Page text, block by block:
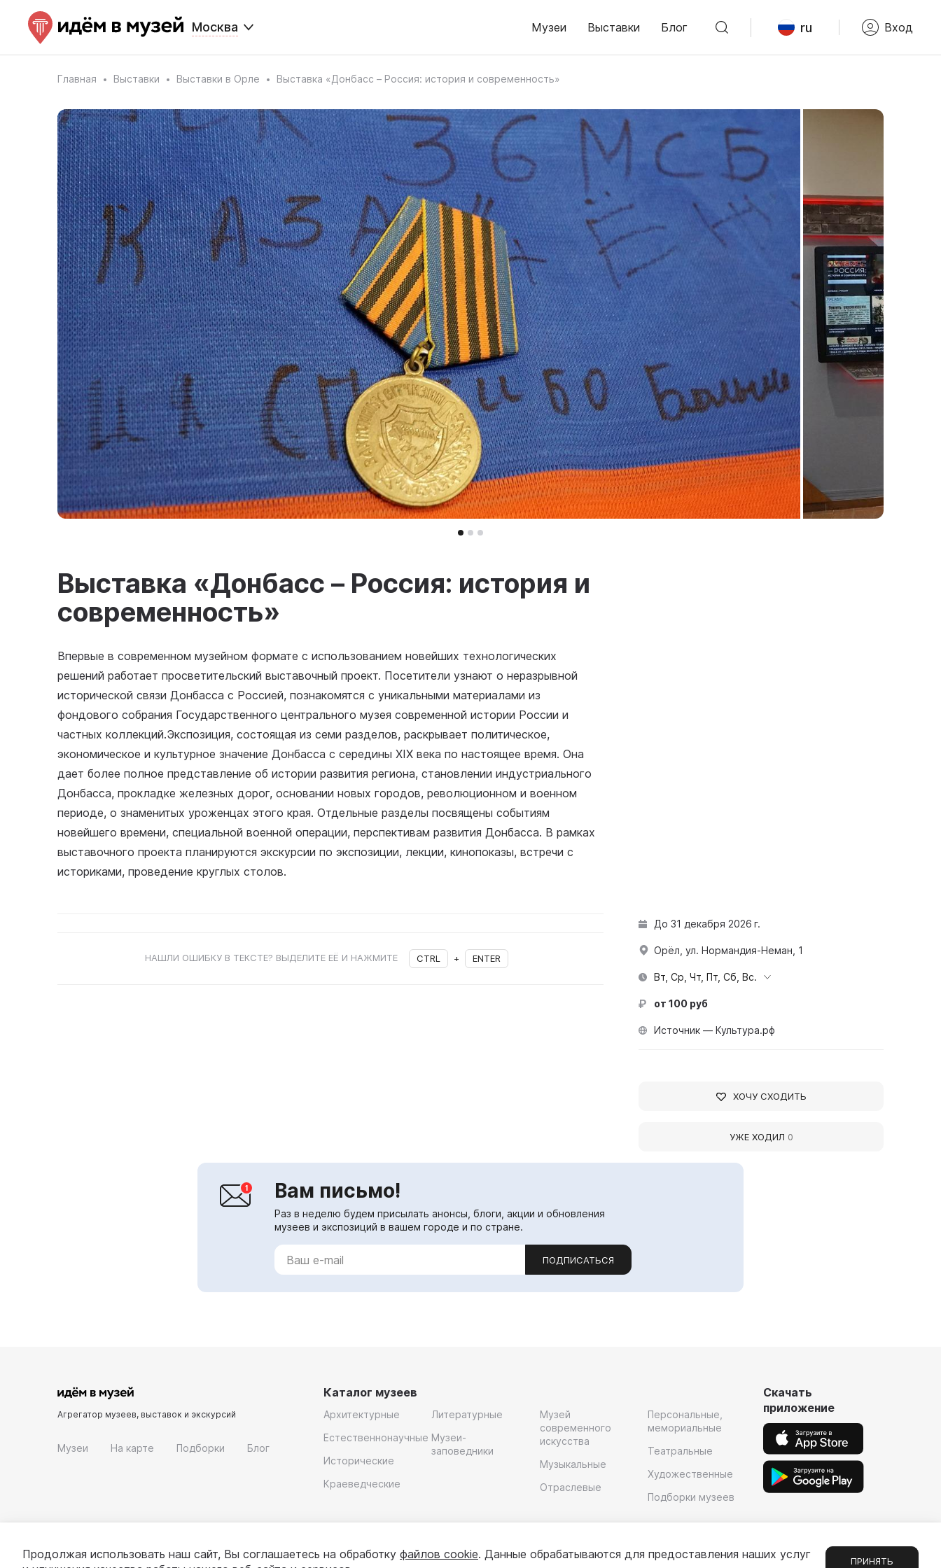
Москва Музеи Выставки Блог ru Вход
Главная Выставки Выставки в Орле Выставка «Донбасс – Россия: история и современность»
Выставка «Донбасс – Россия: история и
современность»
Впервые в современном музейном формате с использованием новейших технологических
решений работает просветительский выставочный проект. Посетители узнают о неразрывной
исторической связи Донбасса с Россией, познакомятся с уникальными материалами из
фондового собрания Государственного центрального музея современной истории России и
частных коллекций.Экспозиция, состоящая из семи разделов, раскрывает политическое,
экономическое и культурное значение Донбасса с середины XIX века по настоящее время. Она
дает более полное представление об истории развития региона, становлении индустриального
Донбасса, прокладке железных дорог, основании новых городов, революционном и военном
периоде, о знаменитых уроженцах этого края. Отдельные разделы посвящены событиям
новейшего времени, специальной военной операции, перспективам развития Донбасса. В рамках
выставочного проекта планируются экскурсии по экспозиции, лекции, кинопоказы, встречи с
историками, проведение круглых столов.
НАШЛИ ОШИБКУ В ТЕКСТЕ? ВЫДЕЛИТЕ ЕЁ И НАЖМИТЕ CTRL + ENTER
До 31 декабря 2026 г.
Орёл, ул. Нормандия-Неман, 1
Вт, Ср, Чт, Пт, Сб, Вс.
от 100 руб
Источник — Культура.рф
ХОЧУ СХОДИТЬ
УЖЕ ХОДИЛ 0
Вам письмо!
Раз в неделю будем присылать анонсы, блоги, акции и обновления
музеев и экспозиций в вашем городе и по стране.
ПОДПИСАТЬСЯ
Агрегатор музеев, выставок и экскурсий
Музеи На карте Подборки Блог
Каталог музеев
Архитектурные
Естественнонаучные
Исторические
Краеведческие
Литературные
Музеи-
заповедники
Музей
современного
искусства
Музыкальные
Отраслевые
Персональные,
мемориальные
Театральные
Художественные
Подборки музеев
Скачать
приложение
Продолжая использовать наш сайт, Вы соглашаетесь на обработку файлов cookie. Данные обрабатываются для предоставления наших услуг
ПРИНЯТЬ